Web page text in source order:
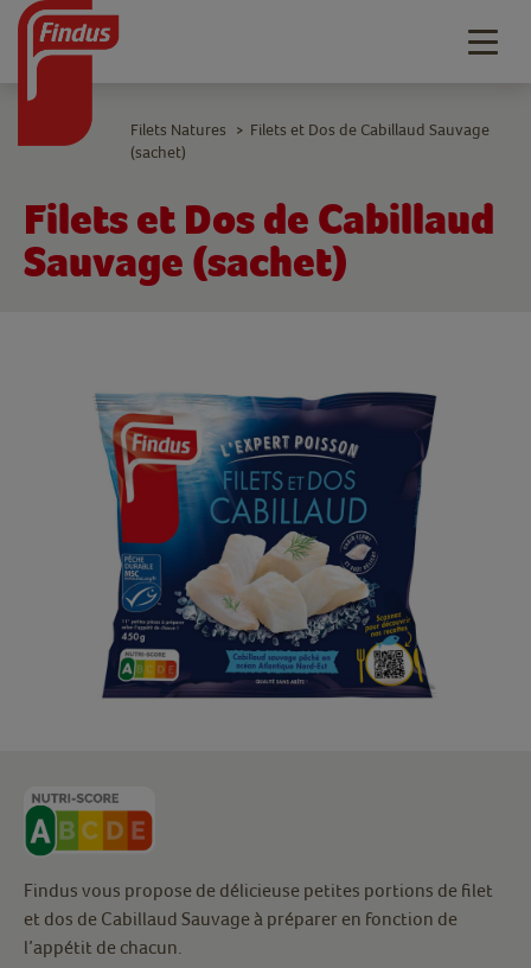
Filets et Dos de Cabillaud
Sauvage (sachet)
Filets Natures > Filets et Dos de Cabillaud Sauvage
(sachet)
Findus vous propose de délicieuse petites portions de filet
et dos de Cabillaud Sauvage à préparer en fonction de
l’appétit de chacun.